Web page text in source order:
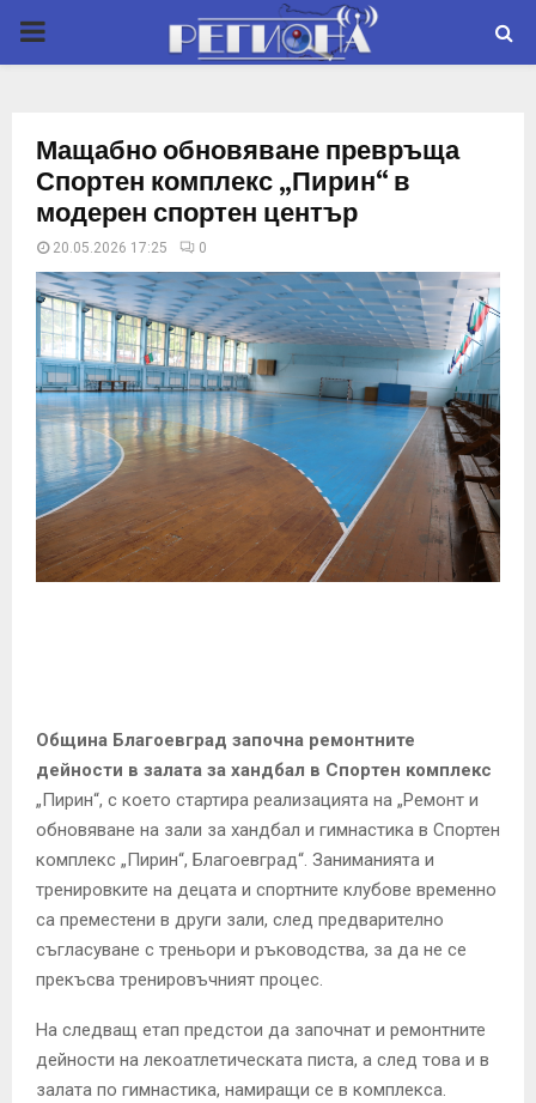
P
M
A
R
Y
M
E
Мащабно обновяване превръща
Спортен комплекс „Пирин“ в
модерен спортен център
20.05.2026 17:25 0
Община Благоевград започна ремонтните
дейности в залата за хандбал в Спортен комплекс
„Пирин“, с което стартира реализацията на „Ремонт и
обновяване на зали за хандбал и гимнастика в Спортен
комплекс „Пирин“, Благоевград“. Заниманията и
тренировките на децата и спортните клубове временно
са преместени в други зали, след предварително
съгласуване с треньори и ръководства, за да не се
прекъсва тренировъчният процес.
На следващ етап предстои да започнат и ремонтните
дейности на лекоатлетическата писта, а след това и в
залата по гимнастика, намиращи се в комплекса.